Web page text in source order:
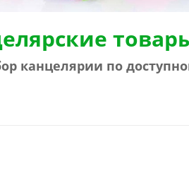
канцелярии по